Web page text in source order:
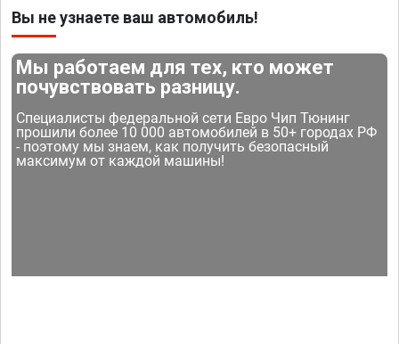
Вы не узнаете ваш автомобиль!
Мы работаем для тех, кто может
почувствовать разницу.
Специалисты федеральной сети Евро Чип Тюнинг
прошили более 10 000 автомобилей в 50+ городах РФ
- поэтому мы знаем, как получить безопасный
максимум от каждой машины!